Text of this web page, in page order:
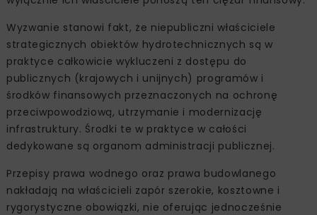
Wyzwanie stanowi fakt, że niepubliczni właściciele
strategicznych obiektów hydrotechnicznych są w
praktyce całkowicie wykluczeni z dostępu do
publicznych (krajowych i unijnych) programów i
środków finansowych przeznaczonych na ochronę
przeciwpowodziową, utrzymanie i modernizację
infrastruktury. Środki te w praktyce w całości
dedykowane są organom administracji publicznej.
Przepisy prawa wodnego oraz prawa budowlanego
nakładają na właścicieli zapór szerokie, kosztowne i
rygorystyczne obowiązki, nie oferując jednocześnie